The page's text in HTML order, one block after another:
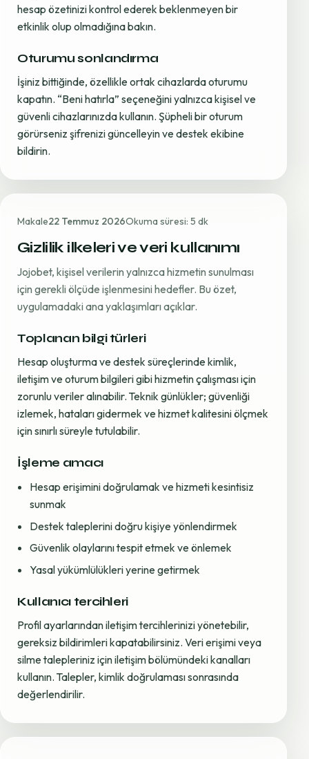
hesap özetinizi kontrol ederek beklenmeyen bir
etkinlik olup olmadığına bakın.
Oturumu sonlandırma
İşiniz bittiğinde, özellikle ortak cihazlarda oturumu
kapatın. “Beni hatırla” seçeneğini yalnızca kişisel ve
güvenli cihazlarınızda kullanın. Şüpheli bir oturum
görürseniz şifrenizi güncelleyin ve destek ekibine
bildirin.
Makale22 Temmuz 2026Okuma süresi: 5 dk
Gizlilik ilkeleri ve veri kullanımı
Jojobet, kişisel verilerin yalnızca hizmetin sunulması
için gerekli ölçüde işlenmesini hedefler. Bu özet,
uygulamadaki ana yaklaşımları açıklar.
Toplanan bilgi türleri
Hesap oluşturma ve destek süreçlerinde kimlik,
iletişim ve oturum bilgileri gibi hizmetin çalışması için
zorunlu veriler alınabilir. Teknik günlükler; güvenliği
izlemek, hataları gidermek ve hizmet kalitesini ölçmek
için sınırlı süreyle tutulabilir.
İşleme amacı
Hesap erişimini doğrulamak ve hizmeti kesintisiz
sunmak
Destek taleplerini doğru kişiye yönlendirmek
Güvenlik olaylarını tespit etmek ve önlemek
Yasal yükümlülükleri yerine getirmek
Kullanıcı tercihleri
Profil ayarlarından iletişim tercihlerinizi yönetebilir,
gereksiz bildirimleri kapatabilirsiniz. Veri erişimi veya
silme talepleriniz için iletişim bölümündeki kanalları
kullanın. Talepler, kimlik doğrulaması sonrasında
değerlendirilir.